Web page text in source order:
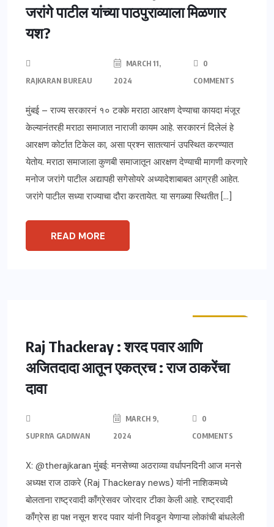
जरांगे पाटील यांच्या पाठपुराव्याला मिळणार
यश?
RAJKARAN BUREAU
MARCH 11,
2024
0
COMMENTS
मुंबई – राज्य सरकारनं १० टक्के मराठा आरक्षण देण्याचा कायदा मंजूर
केल्यानंतरही मराठा समाजात नाराजी कायम आहे. सरकारनं दिलेलं हे
आरक्षण कोर्टात टिकेल का, असा प्रश्न सातत्यानं उपस्थित करण्यात
येतोय. मराठा समाजाला कुणबी समाजातून आरक्षण देण्याची मागणी करणारे
मनोज जरांगे पाटील अद्यापही सगेसोयरे अध्यादेशाबाबत आग्रही आहेत.
जरांगे पाटील सध्या राज्याचा दौरा करतायेत. या सगळ्या स्थितीत […]
READ MORE
Raj Thackeray : शरद पवार आणि
अजितदादा आतून एकत्रच : राज ठाकरेंचा
दावा
SUPRIYA GADIWAN
MARCH 9,
2024
0
COMMENTS
X: @therajkaran मुंबई: मनसेच्या अठराव्या वर्धापनदिनी आज मनसे
अध्यक्ष राज ठाकरे (Raj Thackeray news) यांनी नाशिकमध्ये
बोलताना राष्ट्रवादी काँग्रेसवर जोरदार टीका केली आहे. राष्ट्रवादी
काँग्रेस हा पक्ष नसून शरद पवार यांनी निवडून येणाऱ्या लोकांची बांधलेली